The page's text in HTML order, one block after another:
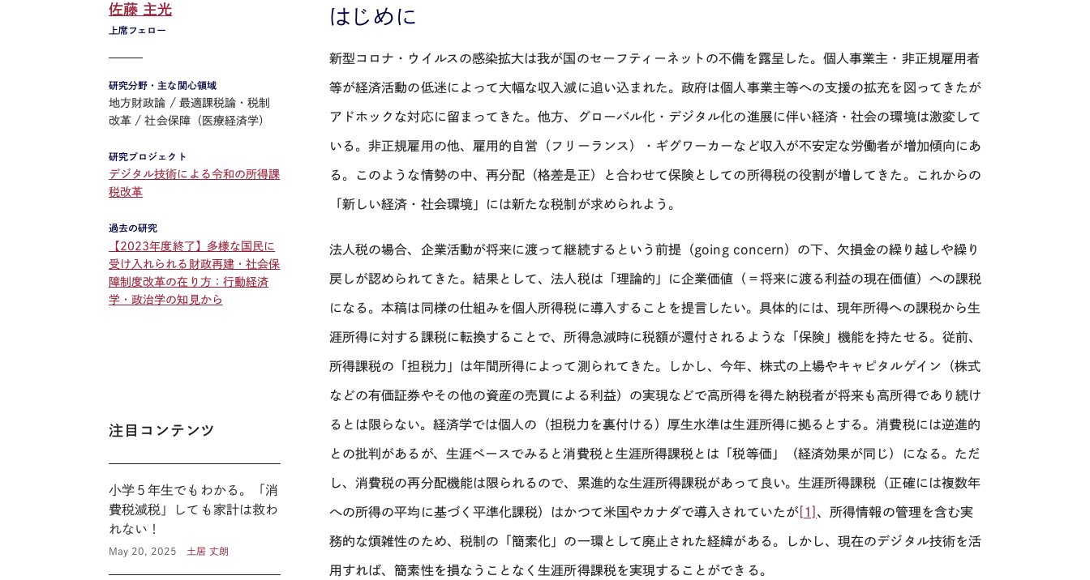
はじめに
新型コロナ・ウイルスの感染拡大は我が国のセーフティーネットの不備を露呈した。個人事業主・非正規雇用者
等が経済活動の低迷によって大幅な収入減に追い込まれた。政府は個人事業主等への支援の拡充を図ってきたが
アドホックな対応に留まってきた。他方、グローバル化・デジタル化の進展に伴い経済・社会の環境は激変して
いる。非正規雇用の他、雇用的自営（フリーランス）・ギグワーカーなど収入が不安定な労働者が増加傾向にあ
る。このような情勢の中、再分配（格差是正）と合わせて保険としての所得税の役割が増してきた。これからの
「新しい経済・社会環境」には新たな税制が求められよう。
法人税の場合、企業活動が将来に渡って継続するという前提（going concern）の下、欠損金の繰り越しや繰り
戻しが認められてきた。結果として、法人税は「理論的」に企業価値（＝将来に渡る利益の現在価値）への課税
になる。本稿は同様の仕組みを個人所得税に導入することを提言したい。具体的には、現年所得への課税から生
涯所得に対する課税に転換することで、所得急減時に税額が還付されるような「保険」機能を持たせる。従前、
所得課税の「担税力」は年間所得によって測られてきた。しかし、今年、株式の上場やキャピタルゲイン（株式
などの有価証券やその他の資産の売買による利益）の実現などで高所得を得た納税者が将来も高所得であり続け
るとは限らない。経済学では個人の（担税力を裏付ける）厚生水準は生涯所得に拠るとする。消費税には逆進的
との批判があるが、生涯ベースでみると消費税と生涯所得課税とは「税等価」（経済効果が同じ）になる。ただ
し、消費税の再分配機能は限られるので、累進的な生涯所得課税があって良い。生涯所得課税（正確には複数年
への所得の平均に基づく平準化課税）はかつて米国やカナダで導入されていたが[1] 、所得情報の管理を含む実
務的な煩雑性のため、税制の「簡素化」の一環として廃止された経緯がある。しかし、現在のデジタル技術を活
用すれば、簡素性を損なうことなく生涯所得課税を実現することができる。
上席フェロー
佐藤 主光
研究分野・主な関心領域
地方財政論
最適課税論・税制
改革
社会保障（医療経済学）
研究プロジェクト
デジタル技術による令和の所得課
税改革
過去の研究
【2023年度終了】多様な国民に
受け入れられる財政再建・社会保
障制度改革の在り方：行動経済
学・政治学の知見から
注目コンテンツ
小学５年生でもわかる。「消
費税減税」しても家計は救わ
れない！
May 20, 2025 土居 丈朗